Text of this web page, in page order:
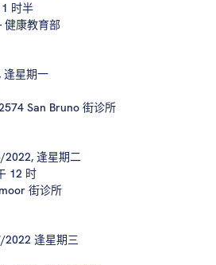
时半
健康教育部
星期一
San Bruno 街诊所
逢星期二
12 时
街诊所
逢星期三